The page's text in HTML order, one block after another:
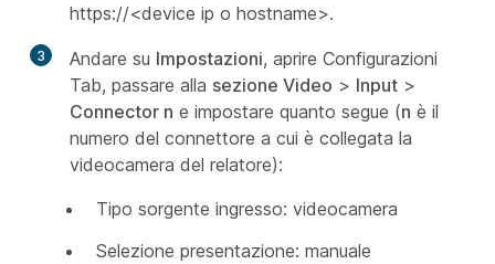
https://<device ip o hostname>.
3 Andare su Impostazioni, aprire Configurazioni
Tab, passare alla sezione Video > Input >
Connector n e impostare quanto segue (n è il
numero del connettore a cui è collegata la
videocamera del relatore):
Tipo sorgente ingresso: videocamera
Selezione presentazione: manuale